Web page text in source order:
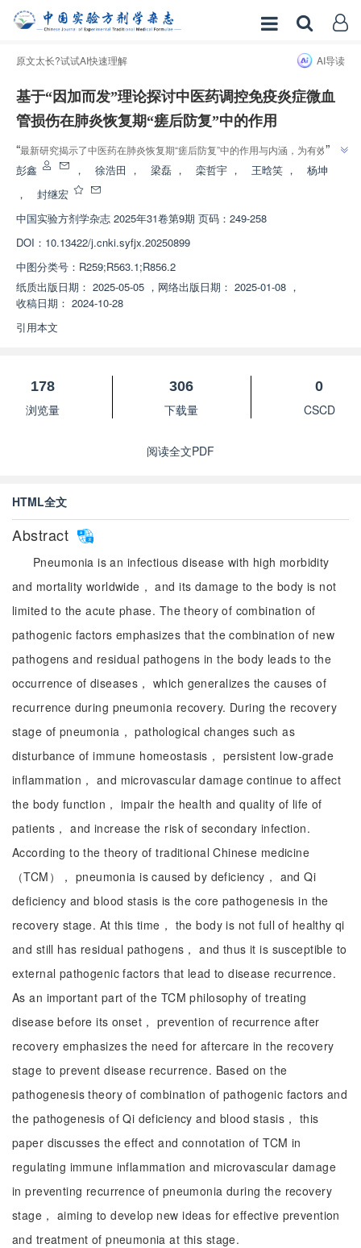
原文太长?试试AI快速理解 AI导读
基于“因加而发”理论探讨中医药调控免疫炎症微血
管损伤在肺炎恢复期“瘥后防复”中的作用
“最新研究揭示了中医药在肺炎恢复期“瘥后防复”中的作用与内涵，为有效防
治肺炎提供新思路。”
”
彭鑫 ， 徐浩田 ， 梁磊 ， 栾哲宇 ， 王晗笑 ，
杨坤
，
封继宏
中国实验方剂学杂志 2025年31卷第9期 页码：249-258
DOI： 10.13422/j.cnki.syfjx.20250899
中图分类号： R259;R563.1;R856.2
纸质出版日期： 2025-05-05 ， 网络出版日期： 2025-01-08 ，
收稿日期： 2024-10-28
引用本文
178
浏览量
306
下载量
0
CSCD
阅读全文PDF
HTML全文
Abstract
Pneumonia is an infectious disease with high morbidity
and mortality worldwide， and its damage to the body is not
limited to the acute phase. The theory of combination of
pathogenic factors emphasizes that the combination of new
pathogens and residual pathogens in the body leads to the
occurrence of diseases， which generalizes the causes of
recurrence during pneumonia recovery. During the recovery
stage of pneumonia， pathological changes such as
disturbance of immune homeostasis， persistent low-grade
inflammation， and microvascular damage continue to affect
the body function， impair the health and quality of life of
patients， and increase the risk of secondary infection.
According to the theory of traditional Chinese medicine
（TCM）， pneumonia is caused by deficiency， and Qi
deficiency and blood stasis is the core pathogenesis in the
recovery stage. At this time， the body is not full of healthy qi
and still has residual pathogens， and thus it is susceptible to
external pathogenic factors that lead to disease recurrence.
As an important part of the TCM philosophy of treating
disease before its onset， prevention of recurrence after
recovery emphasizes the need for aftercare in the recovery
stage to prevent disease recurrence. Based on the
pathogenesis theory of combination of pathogenic factors and
the pathogenesis of Qi deficiency and blood stasis， this
paper discusses the effect and connotation of TCM in
regulating immune inflammation and microvascular damage
in preventing recurrence of pneumonia during the recovery
stage， aiming to develop new ideas for effective prevention
and treatment of pneumonia at this stage.